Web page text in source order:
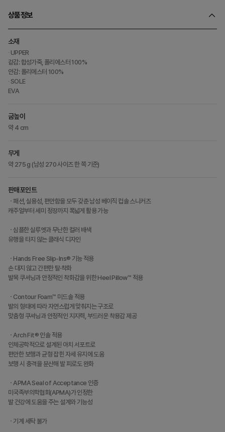
상품정보
소재
∙ UPPER
겉감: 합성가죽, 폴리에스터 100%
안감: 폴리에스터 100%
∙ SOLE
EVA
굽높이
약 4 cm
무게
약 275 g (남성 270 사이즈 한 쪽 기준)
판매포인트
ㆍ패션, 실용성, 편안함을 모두 갖춘 남성 베이직 컵솔 스니커즈
캐주얼부터 세미 정장까지 폭넓게 활용 가능
ㆍ심플한 실루엣과 무난한 컬러 배색
유행을 타지 않는 클래식 디자인
ㆍHands Free Slip-Ins® 기능 적용
손 대지 않고 간편한 탈·착화
발목 쿠셔닝과 안정적인 착화감을 위한 Heel Pillow™ 적용
ㆍContour Foam™ 미드솔 적용
발의 형태에 따라 자연스럽게 맞춰지는 구조로
맞춤형 쿠셔닝과 안정적인 지지력, 부드러운 착용감 제공
ㆍArch Fit® 인솔 적용
인체공학적으로 설계된 아치 서포트로
편안한 보행과 균형 잡힌 자세 유지에 도움
보행 시 충격을 분산해 발 피로도 완화
ㆍAPMA Seal of Acceptance 인증
미국족부의학협회(APMA)가 인정한
발 건강에 도움을 주는 설계와 기능성
ㆍ기계 세탁 불가